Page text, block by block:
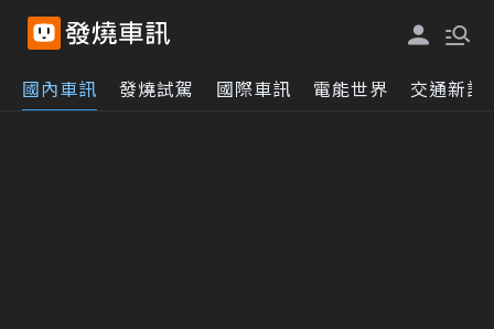
國內車訊 發燒試駕 國際車訊 電能世界 交通新訊